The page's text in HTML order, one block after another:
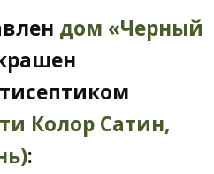
дом «Черный
Колор Сатин,
: